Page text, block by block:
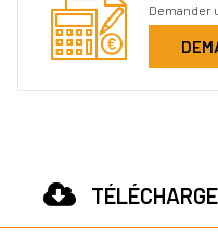
Demander